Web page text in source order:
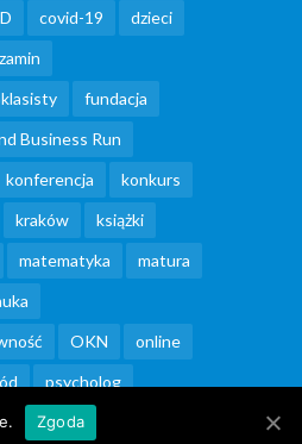
covid-19
dzieci
fundacja
Business Run
konferencja
konkurs
kraków
książki
matematyka
matura
OKN
online
psycholog
seniorzy
Zgoda